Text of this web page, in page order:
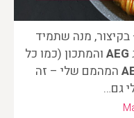
מנה שתמיד
AEG והמתכון (כמו כל
המהמם שלי – זה
גם…